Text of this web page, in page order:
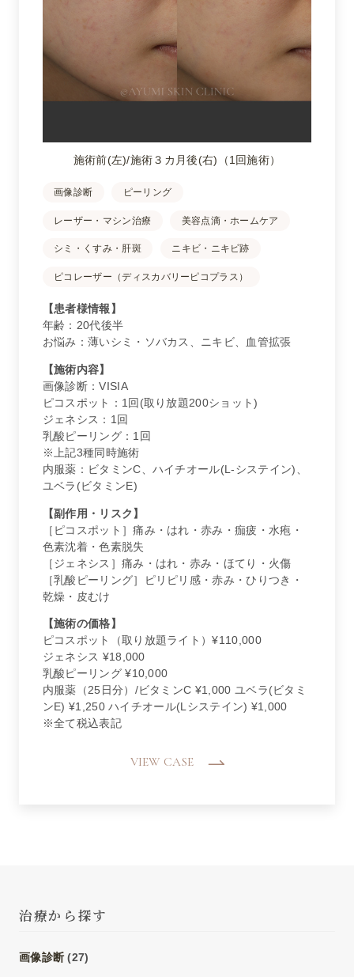
施術前(左)/施術３カ月後(右)（1回施術）
画像診断 ピーリング
レーザー・マシン治療 美容点滴・ホームケア
シミ・くすみ・肝斑 ニキビ・ニキビ跡
ピコレーザー（ディスカバリーピコプラス）
【患者様情報】
年齢：20代後半
お悩み：薄いシミ・ソバカス、ニキビ、血管拡張
【施術内容】
画像診断：VISIA
ピコスポット：1回(取り放題200ショット)
ジェネシス：1回
乳酸ピーリング：1回
※上記3種同時施術
内服薬：ビタミンC、ハイチオール(L-システイン)、
ユベラ(ビタミンE)
【副作用・リスク】
［ピコスポット］痛み・はれ・赤み・痂疲・水疱・
色素沈着・色素脱失
［ジェネシス］痛み・はれ・赤み・ほてり・火傷
［乳酸ピーリング］ピリピリ感・赤み・ひりつき・
乾燥・皮むけ
【施術の価格】
ピコスポット（取り放題ライト）¥110,000
ジェネシス ¥18,000
乳酸ピーリング ¥10,000
内服薬（25日分）/ビタミンC ¥1,000 ユベラ(ビタミ
ンE) ¥1,250 ハイチオール(Lシステイン) ¥1,000
※全て税込表記
VIEW CASE
治療から探す
画像診断 (27)